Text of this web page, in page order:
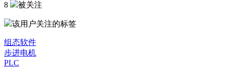
8 被关注
该用户关注的标签
组态软件
步进电机
PLC